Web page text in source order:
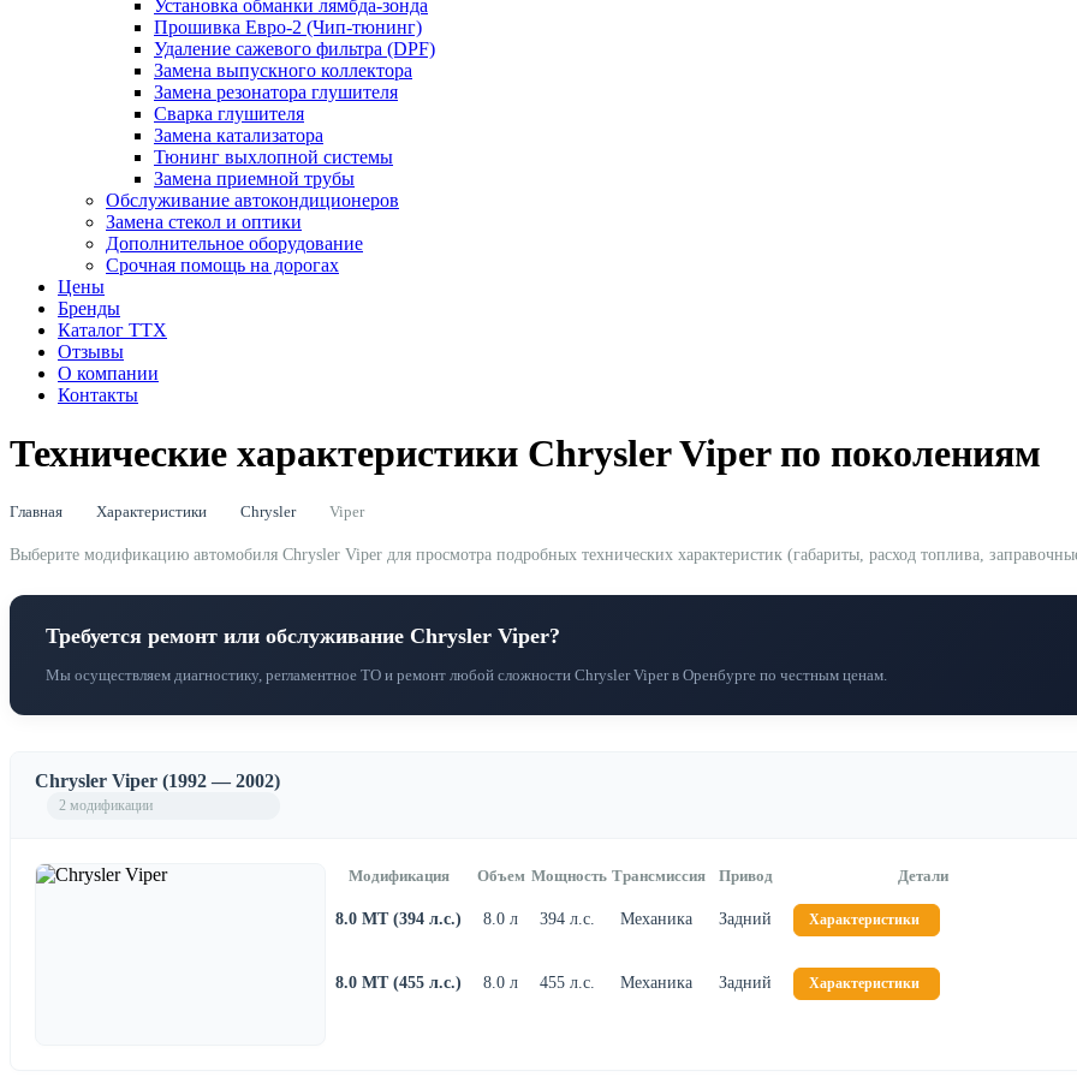
Установка обманки лямбда-зонда
Прошивка Евро-2 (Чип-тюнинг)
Удаление сажевого фильтра (DPF)
Замена выпускного коллектора
Замена резонатора глушителя
Сварка глушителя
Замена катализатора
Тюнинг выхлопной системы
Замена приемной трубы
Обслуживание автокондиционеров
Замена стекол и оптики
Дополнительное оборудование
Срочная помощь на дорогах
Цены
Бренды
Каталог ТТХ
Отзывы
О компании
Контакты
Технические характеристики Chrysler Viper по поколениям
Главная Характеристики Chrysler Viper
Выберите модификацию автомобиля Chrysler Viper для просмотра подробных технических характеристик (габариты, расход топлива,
Требуется ремонт или обслуживание Chrysler Viper?
Мы осуществляем диагностику, регламентное ТО и ремонт любой сложности Chrysler Viper в Оренбурге по честным ценам.
Chrysler Viper (1992 — 2002)
2 модификации
Модификация Объем Мощность Трансмиссия Привод Детали
8.0 MT (394 л.с.) 8.0 л 394 л.с. Механика Задний Характеристики
8.0 MT (455 л.с.) 8.0 л 455 л.с. Механика Задний Характеристики